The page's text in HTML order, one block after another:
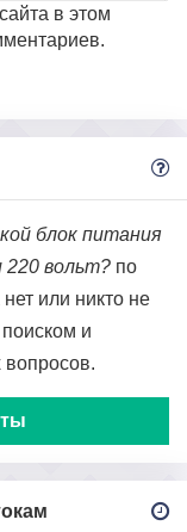
в этом
блок питания
вольт? по
или никто не
и
вопросов.